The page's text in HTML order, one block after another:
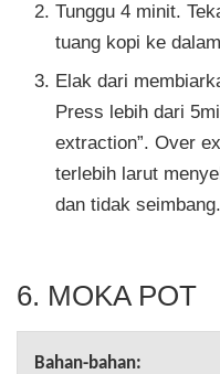
Tunggu 4 minit.
tuang kopi ke
Elak dari
Press lebih dari
extraction”. Over
terlebih larut
dan tidak seimbang.
6. MOKA POT
Bahan-bahan: